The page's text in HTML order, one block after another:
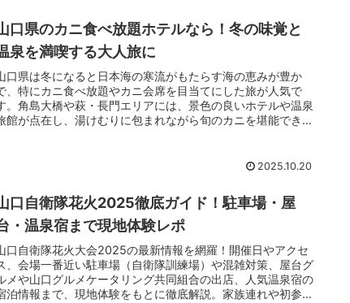
口県のカニ食べ放題ホテルなら！冬の味覚と
泉を満喫する大人旅に
口県は冬になると日本海の寒流がもたらす海の恵みが豊か
、特にカニ食べ放題やカニ会席を目当てにした旅が人気で
。角島大橋や萩・長門エリアには、景色の良いホテルや温泉
館が点在し、湯けむりに包まれながら旬のカニを堪能できま
夕景や星空が、器の湯気越しにきらめくのもこの季節ならで
ら山口県らしい絶景も温泉も、そしてカニ食べ放題やカニ会
も失敗したくない。」私も同じ気持ちです。カップルや夫
、友人同士の旅は、味・景観・居心地のバランスが大切で、
テル選びに迷ってしまいますよね。#### 解決とベネフィッ
文章そこで私が選んだのは、山口県で冬のカニを思う存分楽
める３つのホテル。いずれもカニ中心の夕食に力を入れ、温
や景観も魅力的です。`旬のカニを頬ばり温泉で温まり、絶
に心ほどける冬旅が叶います。`### ホテル３選#### ３選
2025.10.20
口自衛隊花火2025徹底ガイド！駐車場・屋
・温泉宿まで現地体験レポ
口自衛隊花火大会2025の最新情報を網羅！開催日やアクセ
、会場一番近い駐車場（自衛隊訓練場）や混雑対策、屋台グ
メや山口グルメケータリング共同組合の出店、人気温泉宿の
泊情報まで、現地体験をもとに徹底解説。家族連れや初参加